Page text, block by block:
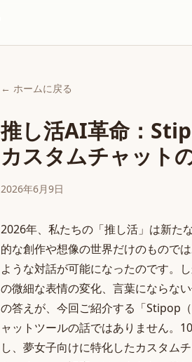
← ホームに戻る
推し活AI革命：
カスタムチャット
2026年6月9日
2026年、私たちの「推し活」は新た
的な創作や想像の世界だけのもので
ような対話が可能になったのです。
の微細な表情の変化、言葉にならな
の答えが、今回ご紹介する「Stipop
ャットツールの話ではありません。
し、夢女子向けに特化したカスタム